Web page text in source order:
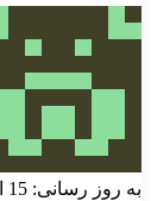
به روز رسانی: 15 اکتبر 2025